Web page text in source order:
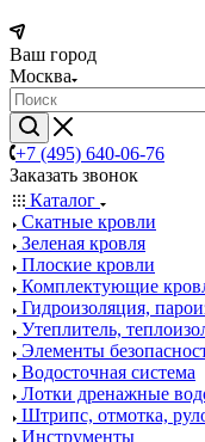
Ваш город
Москва
+7 (495) 640-06-76
Заказать звонок
Каталог
Скатные кровли
Зеленая кровля
Плоские кровли
Комплектующие
Гидроизоляция,
Утеплитель,
Элементы
Водосточная система
Лотки дренажные
Штрипс, отмотка,
Инструменты